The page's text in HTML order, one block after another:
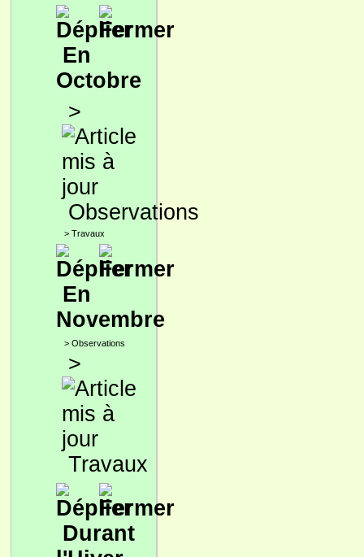
En
Octobre
>
Observations
> Travaux
En
Novembre
> Observations
>
Travaux
Durant